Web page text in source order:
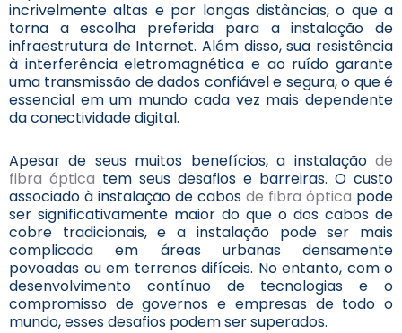
incrivelmente altas e por longas distâncias, o que a
torna a escolha preferida para a instalação de
infraestrutura de Internet. Além disso, sua resistência
à interferência eletromagnética e ao ruído garante
uma transmissão de dados confiável e segura, o que é
essencial em um mundo cada vez mais dependente
da conectividade digital.
Apesar de seus muitos benefícios, a instalação de
fibra óptica tem seus desafios e barreiras. O custo
associado à instalação de cabos de fibra óptica pode
ser significativamente maior do que o dos cabos de
cobre tradicionais, e a instalação pode ser mais
complicada em áreas urbanas densamente
povoadas ou em terrenos difíceis. No entanto, com o
desenvolvimento contínuo de tecnologias e o
compromisso de governos e empresas de todo o
mundo, esses desafios podem ser superados.